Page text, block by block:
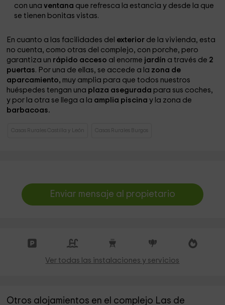
con una ventana que refresca la estancia y desde la que
se tienen bonitas vistas.
En cuanto a las facilidades del exterior de la vivienda, esta
no cuenta, como otras del complejo, con porche, pero
garantiza un rápido acceso al enorme jardín a través de 2
puertas. Por una de ellas, se accede a la zona de
aparcamiento, muy amplia para que todos nuestros
huéspedes tengan una plaza asegurada para sus coches,
y por la otra se llega a la amplia piscinay la zona de
barbacoas.
Casas Rurales Castilla y León Casas Rurales Burgos
Enviar mensaje al propietario
Ver todas las instalaciones y servicios
Otros alojamientos en el complejo Las de